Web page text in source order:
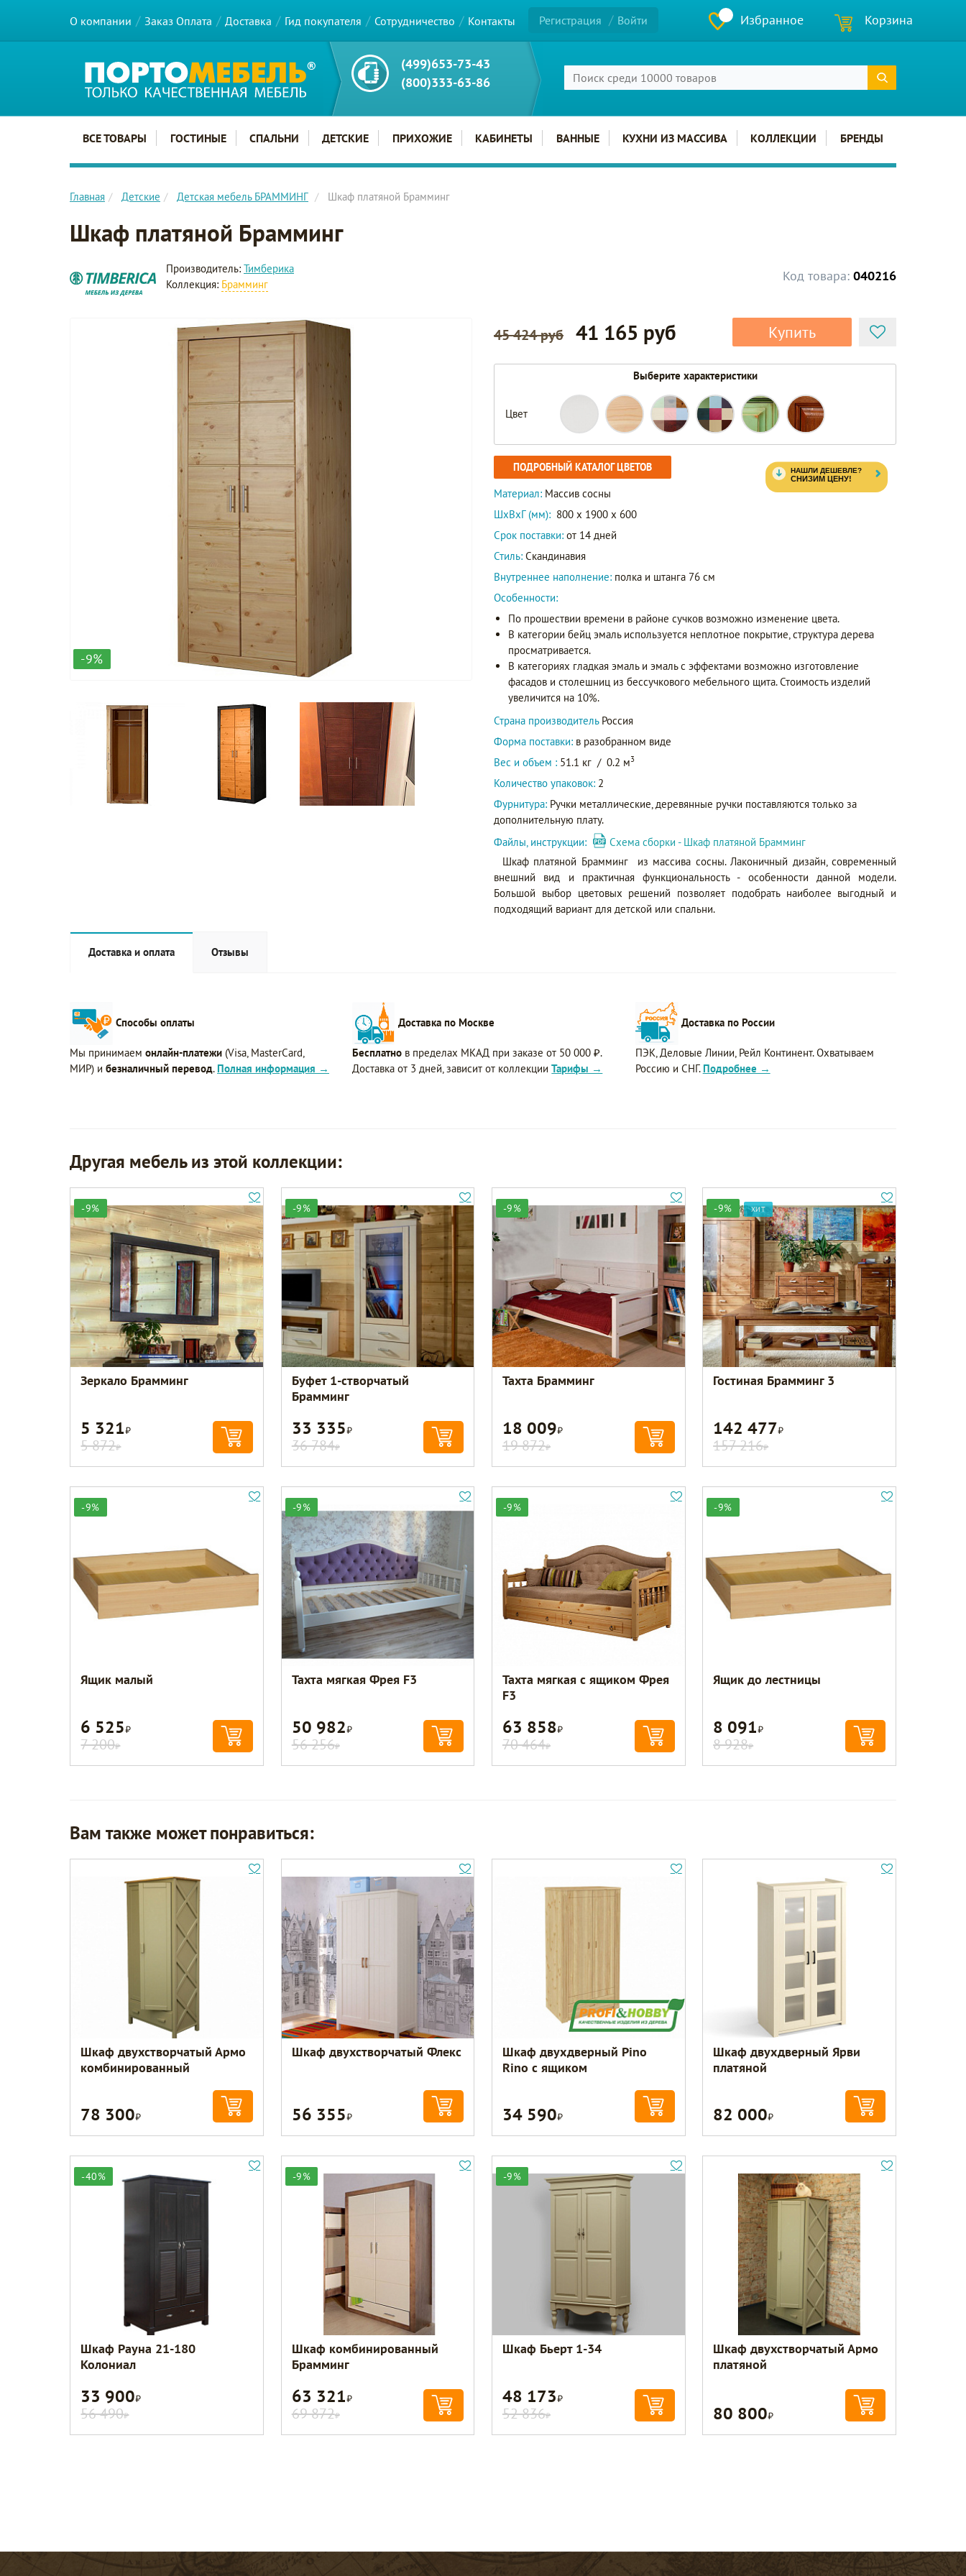
О компании Заказ Оплата Доставка Гид покупателя Сотрудничество Контакты Регистрация Войти Избранное Корзина
(499)653-73-43
(800)333-63-86
Главное меню сайта
ВСЕ ТОВАРЫ ГОСТИНЫЕ СПАЛЬНИ ДЕТСКИЕ ПРИХОЖИЕ КАБИНЕТЫ ВАННЫЕ КУХНИ ИЗ МАССИВА КОЛЛЕКЦИИ БРЕНДЫ
Главная Детские Детская мебель БРАММИНГ Шкаф платяной Брамминг
Шкаф платяной Брамминг
Код товара: 040216
Производитель: Тимберика
Коллекция: Брамминг
-9%
45 424 руб 41 165 руб Купить
Выберите характеристики
Цвет
ПОДРОБНЫЙ КАТАЛОГ ЦВЕТОВ
Материал: Массив сосны
ШxВxГ (мм): 800 x 1900 x 600
Срок поставки: от 14 дней
Стиль: Скандинавия
Внутреннее наполнение: полка и штанга 76 см
Особенности:
По прошествии времени в районе сучков возможно изменение цвета.
В категории бейц эмаль используется неплотное покрытие, структура дерева
просматривается.
В категориях гладкая эмаль и эмаль с эффектами возможно изготовление
фасадов и столешниц из бессучкового мебельного щита. Стоимость изделий
увеличится на 10%.
Страна производитель Россия
Форма поставки: в разобранном виде
Вес и объем : 51.1 кг / 0.2 м3
Количество упаковок: 2
Фурнитура: Ручки металлические, деревянные ручки поставляются только за
дополнительную плату.
Файлы, инструкции:
Схема сборки - Шкаф платяной Брамминг
Шкаф платяной Брамминг из массива сосны. Лаконичный дизайн, современный
внешний вид и практичная функциональность - особенности данной модели.
Большой выбор цветовых решений позволяет подобрать наиболее выгодный и
подходящий вариант для детской или спальни.
Доставка и оплата Отзывы
Способы оплаты
Мы принимаем онлайн-платежи (Visa, MasterCard,
МИР) и безналичный перевод. Полная информация →
Доставка по Москве
Бесплатно в пределах МКАД при заказе от 50 000 ₽.
Доставка от 3 дней, зависит от коллекцииТарифы →
Доставка по России
ПЭК, Деловые Линии, Рейл Континент. Охватываем
Россию и СНГ. Подробнее →
Другая мебель из этой коллекции:
-9%
Зеркало Брамминг
5 321Р
5 872Р
-9%
Буфет 1-створчатый
Брамминг
33 335Р
36 784Р
-9%
Тахта Брамминг
18 009Р
19 872Р
-9% ХИТ
Гостиная Брамминг 3
142 477Р
157 216Р
-9%
Ящик малый
6 525Р
7 200Р
-9%
Тахта мягкая Фрея F3
50 982Р
56 256Р
-9%
Тахта мягкая с ящиком Фрея
F3
63 858Р
70 464Р
-9%
Ящик до лестницы
8 091Р
8 928Р
Вам также может понравиться:
Шкаф двухстворчатый Армо
комбинированный
78 300Р
Шкаф двухстворчатый Флекс
56 355Р
Шкаф двухдверный Pino
Rino с ящиком
34 590Р
Шкаф двухдверный Ярви
платяной
82 000Р
-40%
Шкаф Рауна 21-180
Колониал
33 900Р
56 490Р
-9%
Шкаф комбинированный
Брамминг
63 321Р
69 872Р
-9%
Шкаф Бьерт 1-34
48 173Р
52 836Р
Шкаф двухстворчатый Армо
платяной
80 800Р